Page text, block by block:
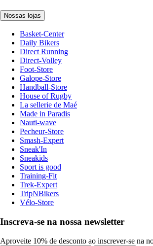
Nossas lojas
Basket-Center
Daily Bikers
Direct Running
Direct-Volley
Foot-Store
Galope-Store
Handball-Store
House of Rugby
La sellerie de Maé
Made in Paradis
Nauti-wave
Pecheur-Store
Smash-Expert
Sneak'In
Sneakids
Sport is good
Training-Fit
Trek-Expert
TripNBikers
Vélo-Store
Inscreva-se na nossa newsletter
Aproveite 10% de desconto ao inscrever-se na